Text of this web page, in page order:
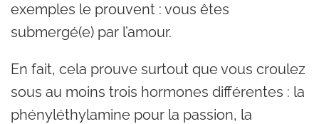
exemples le prouvent : vous êtes
submergé(e) par l’amour.
En fait, cela prouve surtout que vous croulez
sous au moins trois hormones différentes : la
phényléthylamine pour la passion, la